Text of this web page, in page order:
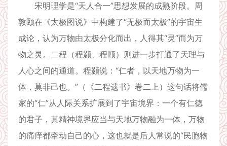
宋明理学是“天人合一”思想发展的成熟阶段。周
敦颐在《太极图说》中构建了“无极而太极”的宇宙生
成论，认为万物由太极分化而出，人得其“灵”而为万
物之灵。二程（程颢、程颐）则进一步打通了天理与
人心之间的通道。程颢说：“仁者，以天地万物为一
体，莫非己也。”（《二程遗书》卷二上）这句话将儒
家的“仁”从人际关系扩展到了宇宙境界：一个有仁德
的君子，其精神境界应当与天地万物融为一体，万物
的痛痒都牵动自己的心，这也就是后人常说的“民胞物